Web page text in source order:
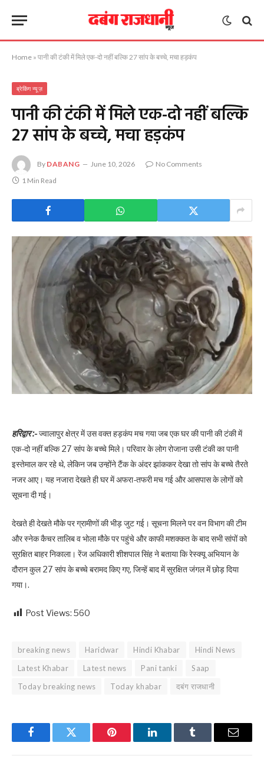
Home » पानी की टंकी में मिले एक-दो नहीं बल्कि 27 सांप के बच्चे, मचा हड़कंप
ब्रेकिंग न्यूज़
पानी की टंकी में मिले एक-दो नहीं बल्कि
27 सांप के बच्चे, मचा हड़कंप
By DABANG June 10, 2026
No Comments
1 Min Read
हरिद्वार :-ज्वालापुर क्षेत्र में उस वक्त हड़कंप मच गया जब एक घर की पानी की टंकी में
एक-दो नहीं बल्कि 27 सांप के बच्चे मिले। परिवार के लोग रोजाना उसी टंकी का पानी
इस्तेमाल कर रहे थे, लेकिन जब उन्होंने टैंक के अंदर झांककर देखा तो सांप के बच्चे तैरते
नजर आए। यह नजारा देखते ही घर में अफरा-तफरी मच गई और आसपास के लोगों को
सूचना दी गई।
देखते ही देखते मौके पर ग्रामीणों की भीड़ जुट गई। सूचना मिलने पर वन विभाग की टीम
और स्नेक कैचर तालिब व भोला मौके पर पहुंचे और काफी मशक्कत के बाद सभी सांपों को
सुरक्षित बाहर निकाला। रेंज अधिकारी शीशपाल सिंह ने बताया कि रेस्क्यू अभियान के
दौरान कुल 27 सांप के बच्चे बरामद किए गए, जिन्हें बाद में सुरक्षित जंगल में छोड़ दिया
गया।.
Post Views: 560
breaking news Haridwar Hindi Khabar
Hindi News
Latest Khabar
Latest news Pani tanki
Saap
Today breaking news
Today khabar दबंग राजधानी
FacebookTwitter Pinterest LinkedInTumblr Email